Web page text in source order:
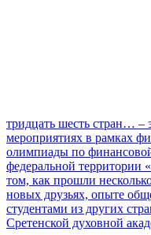
тридцать шесть стран… –
мероприятиях в рамках
олимпиады по
федеральной территории
том, как прошли
новых друзьях, опыте
студентами из других
Сретенской духовной